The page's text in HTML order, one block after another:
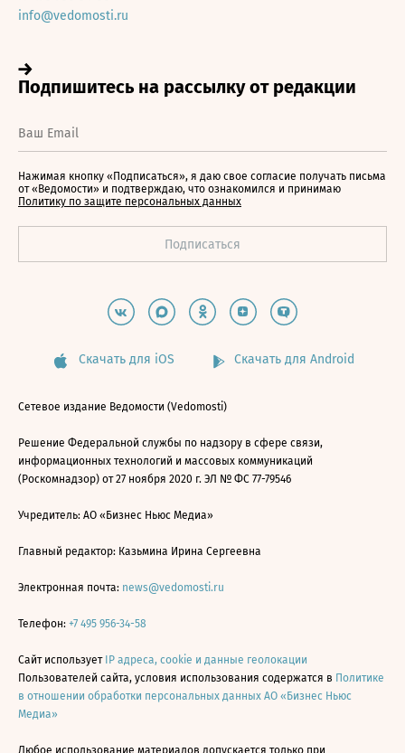
info@vedomosti.ru
Нажимая кнопку «Подписаться», я даю свое согласие получать письма
от «Ведомости» и подтверждаю, что ознакомился и принимаю
Политику по защите персональных данных
Скачать для iOS Скачать для Android
Сетевое издание Ведомости (Vedomosti)
Решение Федеральной службы по надзору в сфере связи,
информационных технологий и массовых коммуникаций
(Роскомнадзор) от 27 ноября 2020 г. ЭЛ № ФС 77-79546
Учредитель: АО «Бизнес Ньюс Медиа»
Главный редактор: Казьмина Ирина Сергеевна
Электронная почта: news@vedomosti.ru
Телефон: +7 495 956-34-58
Сайт использует IP адреса, cookie и данные геолокации
Пользователей сайта, условия использования содержатся в Политике
в отношении обработки персональных данных АО «Бизнес Ньюс
Медиа»
Любое использование материалов допускается только при